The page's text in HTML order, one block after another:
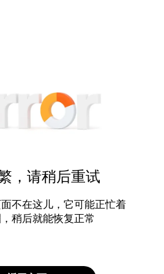
，请稍后重试
不在这儿，它可能正忙着
稍后就能恢复正常